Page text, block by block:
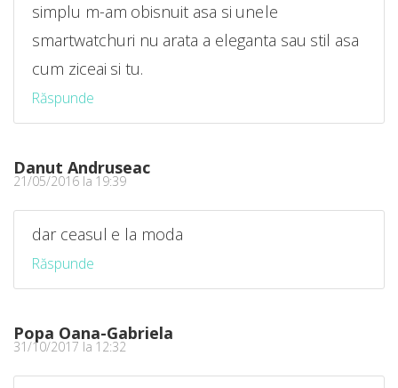
simplu m-am obisnuit asa si unele
smartwatchuri nu arata a eleganta sau stil asa
cum ziceai si tu.
Răspunde
Danut Andruseac
21/05/2016 la 19:39
dar ceasul e la moda
Răspunde
Popa Oana-Gabriela
31/10/2017 la 12:32